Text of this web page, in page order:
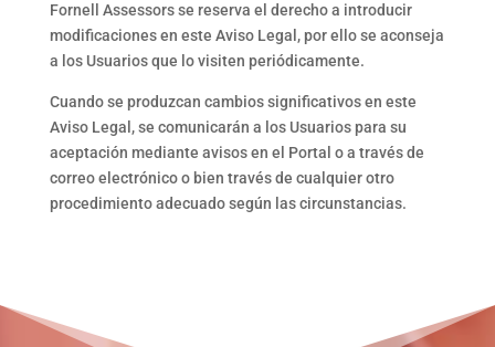
Fornell Assessors se reserva el derecho a introducir
modificaciones en este Aviso Legal, por ello se aconseja
a los Usuarios que lo visiten periódicamente.
Cuando se produzcan cambios significativos en este
Aviso Legal, se comunicarán a los Usuarios para su
aceptación mediante avisos en el Portal o a través de
correo electrónico o bien través de cualquier otro
procedimiento adecuado según las circunstancias.